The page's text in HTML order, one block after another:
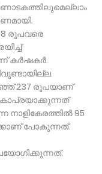
രൂപവരെ
കര്‍ഷകര്‍.
237 രൂപയാണ്
നാളികേരത്തില്‍ 95
പോകുന്നത്.